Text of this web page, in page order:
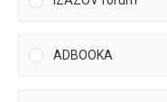
ADBOOKA